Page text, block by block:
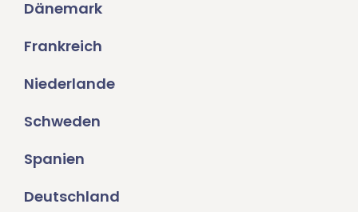
Dänemark
Frankreich
Niederlande
Schweden
Spanien
Deutschland